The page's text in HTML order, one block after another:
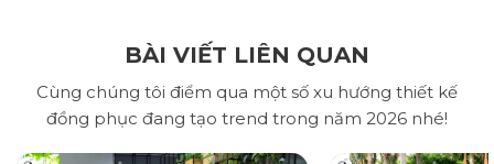
BÀI VIẾT LIÊN QUAN
Cùng chúng tôi điểm qua một số xu hướng thiết kế
đồng phục đang tạo trend trong năm 2026 nhé!